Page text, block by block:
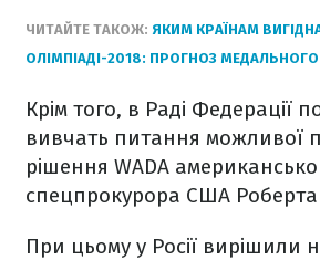
ЧИТАЙТЕ ТАКОЖ: ЯКИМ КРАЇНАМ
ОЛІМПІАДІ-2018: ПРОГНОЗ МЕДАЛЬНОГО
Крім того, в Раді Федерації
вивчать питання можливої
рішення WADA
спецпрокурора США
При цьому у Росії вирішили